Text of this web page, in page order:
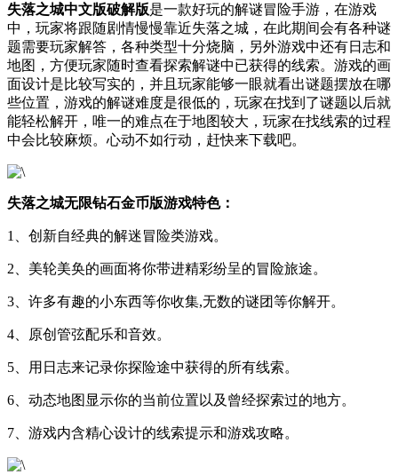
失落之城中文版破解版是一款好玩的解谜冒险手游，在游戏
中，玩家将跟随剧情慢慢靠近失落之城，在此期间会有各种谜
题需要玩家解答，各种类型十分烧脑，另外游戏中还有日志和
地图，方便玩家随时查看探索解谜中已获得的线索。游戏的画
面设计是比较写实的，并且玩家能够一眼就看出谜题摆放在哪
些位置，游戏的解谜难度是很低的，玩家在找到了谜题以后就
能轻松解开，唯一的难点在于地图较大，玩家在找线索的过程
中会比较麻烦。心动不如行动，赶快来下载吧。
失落之城无限钻石金币版游戏特色：
1、创新自经典的解迷冒险类游戏。
2、美轮美奂的画面将你带进精彩纷呈的冒险旅途。
3、许多有趣的小东西等你收集,无数的谜团等你解开。
4、原创管弦配乐和音效。
5、用日志来记录你探险途中获得的所有线索。
6、动态地图显示你的当前位置以及曾经探索过的地方。
7、游戏内含精心设计的线索提示和游戏攻略。